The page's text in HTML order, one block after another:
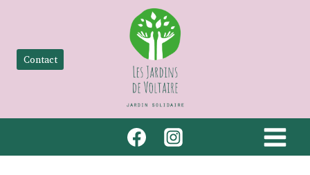
contenu
Contact